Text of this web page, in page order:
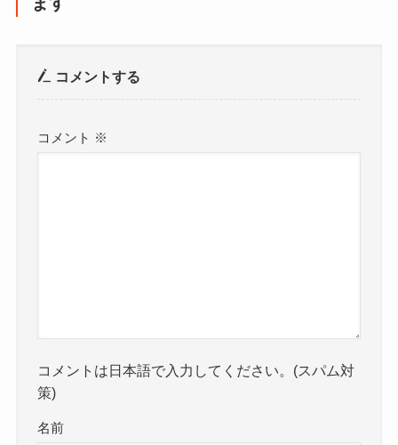
コメントする
コメント ※
コメントは日本語で入力してください。(スパム対
策)
名前